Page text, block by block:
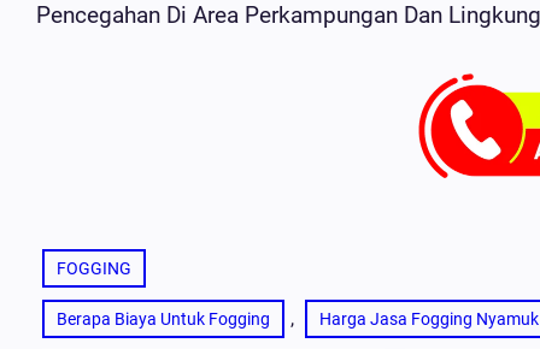
Pencegahan Di Area Perkampungan Dan
FOGGING
Berapa Biaya Untuk Fogging , Harga Jasa Fogging Nyamuk